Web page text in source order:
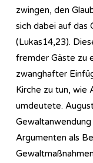
zwingen, den
sich dabei auf das
(Lukas14,23).
fremder Gäste zu
zwanghafter
Kirche zu tun, wie
umdeutete.
Argumenten als